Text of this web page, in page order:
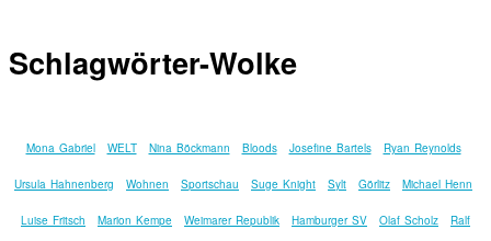
Schlagwörter-Wolke
Mona Gabriel WELT Nina Böckmann Bloods Josefine Bartels Ryan Reynolds
Ursula Hahnenberg Wohnen Sportschau Suge Knight Sylt Görlitz Michael Henn
Luise Fritsch Marion Kempe Weimarer Republik Hamburger SV Olaf Scholz Ralf